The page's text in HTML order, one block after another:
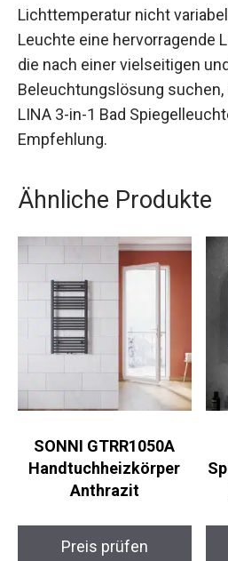
Lichttemperatur nicht
Leuchte eine hervorragende
die nach einer vielseitigen
Beleuchtungslösung suchen,
LINA 3-in-1 Bad
Empfehlung.
Ähnliche Produkte
SONNI GTRR1050A
Handtuchheizkörper
Anthrazit
Preis prüfen